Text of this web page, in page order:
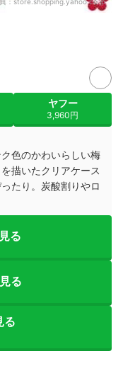
ヤフー
3,960円
色のかわいらしい梅
描いたクリアケース
たり。炭酸割りやロ
る
る
る